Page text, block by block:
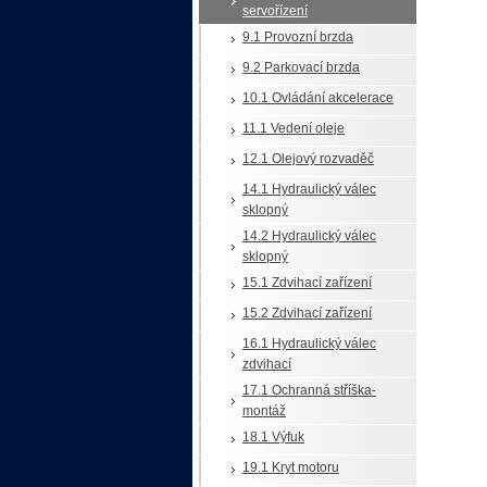
servořízení
9.1 Provozní brzda
9.2 Parkovací brzda
10.1 Ovládání akcelerace
11.1 Vedení oleje
12.1 Olejový rozvaděč
14.1 Hydraulický válec
sklopný
14.2 Hydraulický válec
sklopný
15.1 Zdvihací zařízení
15.2 Zdvihací zařízení
16.1 Hydraulický válec
zdvihací
17.1 Ochranná stříška-
montáž
18.1 Výfuk
19.1 Kryt motoru